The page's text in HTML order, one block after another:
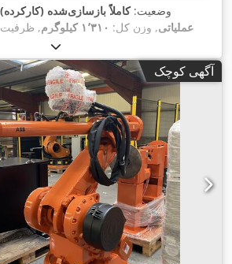
وضعیت:کاملاً بازسازی‌شده (کارکرده)
عملیاتی, وزن کل: ۱٬۳۱۰ کیلوگرم , ظرفیت
بازو:
آگهی کوچک